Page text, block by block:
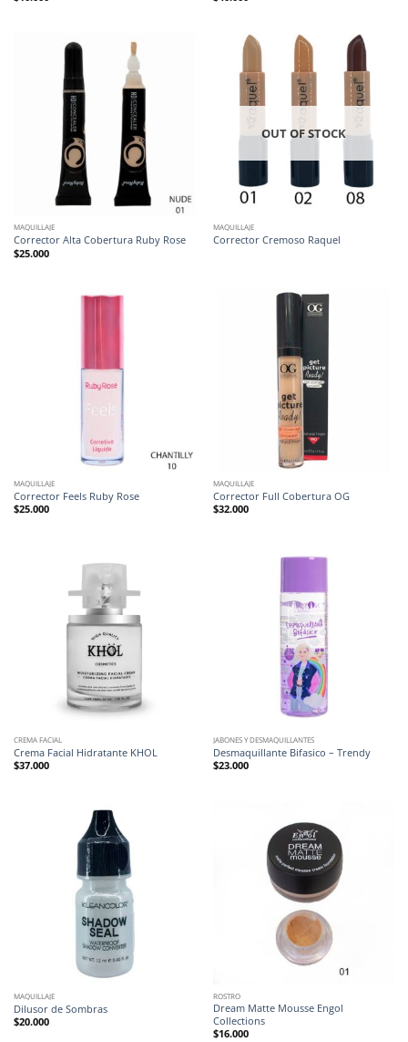
MAQUILLAJE
Corrector Alta Cobertura Ruby Rose
$25.000
OUT OF STOCK
MAQUILLAJE
Corrector Cremoso Raquel
MAQUILLAJE
Corrector Feels Ruby Rose
$25.000
MAQUILLAJE
Corrector Full Cobertura OG
$32.000
CREMA FACIAL
Crema Facial Hidratante KHOL
$37.000
JABONES Y DESMAQUILLANTES
Desmaquillante Bifasico – Trendy
$23.000
MAQUILLAJE
Dilusor de Sombras
$20.000
ROSTRO
Dream Matte Mousse Engol
Collections
$16.000